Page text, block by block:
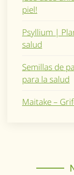
piel!
Psyllium |
salud
Semillas de
para la salud
Maitake –